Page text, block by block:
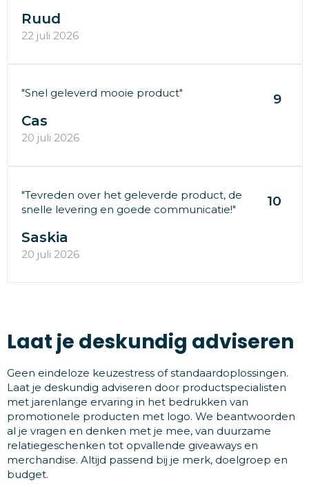
Ruud
22 juli 2026
"Snel geleverd mooie product" 9
Cas
20 juli 2026
"Tevreden over het geleverde product, de
snelle levering en goede communicatie!"
10
Saskia
20 juli 2026
Laat je deskundig adviseren
Geen eindeloze keuzestress of standaardoplossingen.
Laat je deskundig adviseren door productspecialisten
met jarenlange ervaring in het bedrukken van
promotionele producten met logo. We beantwoorden
al je vragen en denken met je mee, van duurzame
relatiegeschenken tot opvallende giveaways en
merchandise. Altijd passend bij je merk, doelgroep en
budget.